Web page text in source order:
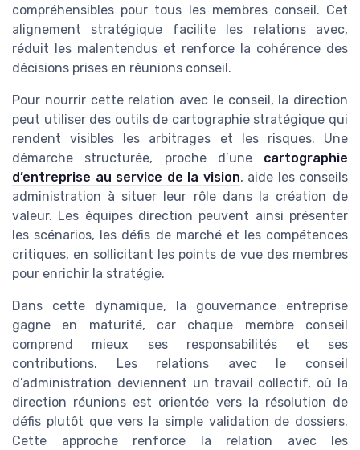
compréhensibles pour tous les membres conseil. Cet
alignement stratégique facilite les relations avec,
réduit les malentendus et renforce la cohérence des
décisions prises en réunions conseil.
Pour nourrir cette relation avec le conseil, la direction
peut utiliser des outils de cartographie stratégique qui
rendent visibles les arbitrages et les risques. Une
démarche structurée, proche d’une cartographie
d’entreprise au service de la vision, aide les conseils
administration à situer leur rôle dans la création de
valeur. Les équipes direction peuvent ainsi présenter
les scénarios, les défis de marché et les compétences
critiques, en sollicitant les points de vue des membres
pour enrichir la stratégie.
Dans cette dynamique, la gouvernance entreprise
gagne en maturité, car chaque membre conseil
comprend mieux ses responsabilités et ses
contributions. Les relations avec le conseil
d’administration deviennent un travail collectif, où la
direction réunions est orientée vers la résolution de
défis plutôt que vers la simple validation de dossiers.
Cette approche renforce la relation avec les